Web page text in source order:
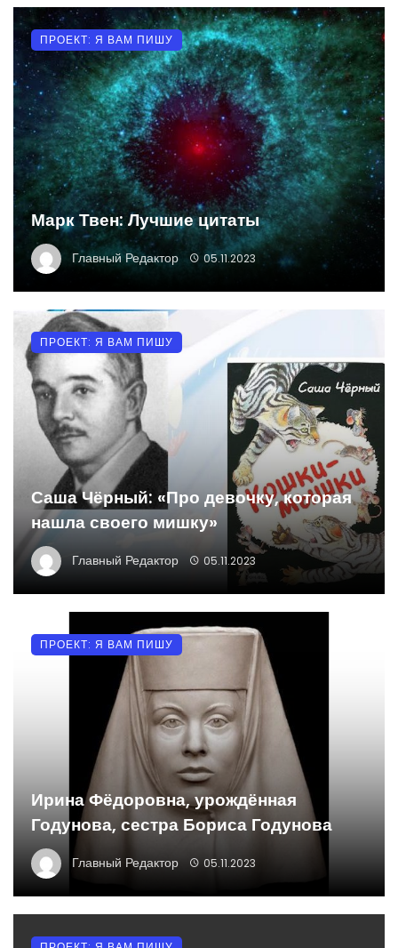
Марк Твен: Лучшие цитаты
Главный Редактор 05.11.2023
ПРОЕКТ: Я ВАМ ПИШУ
Саша Чёрный: «Про девочку, которая
нашла своего мишку»
Главный Редактор 05.11.2023
ПРОЕКТ: Я ВАМ ПИШУ
Ирина Фёдоровна, урождённая
Годунова, сестра Бориса Годунова
Главный Редактор 05.11.2023
ПРОЕКТ: Я ВАМ ПИШУ